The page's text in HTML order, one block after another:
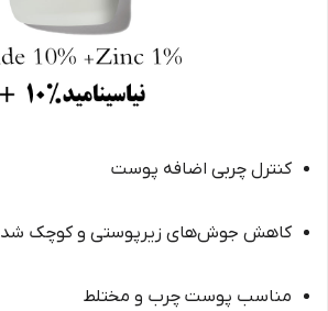
کنترل چربی اضافه پوست
کاهش جوش‌های زیرپوستی و کوچک
مناسب پوست چرب و مختلط